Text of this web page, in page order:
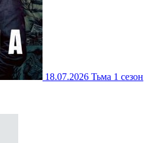
18.07.2026 Тьма 1 сезон